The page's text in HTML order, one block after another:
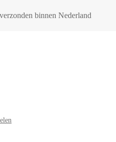
binnen Nederland